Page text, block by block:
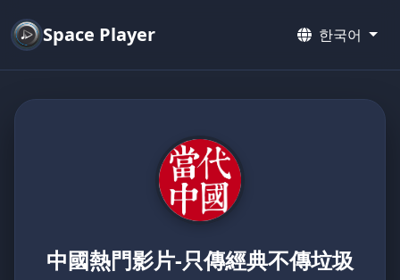
Space Player 한국어
中國熱門影片-只傳經典不傳垃圾